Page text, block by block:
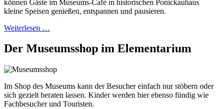
können Gäste im Museums-Café m historischen Ponickauhaus
kleine Speisen genießen, entspannen und pausieren.
Weiterlesen …
Der Museumsshop im Elementarium
Im Shop des Museums kann der Besucher einfach nur stöbern oder
sich gezielt beraten lassen. Kinder werden hier ebenso fündig wie
Fachbesucher und Touristen.